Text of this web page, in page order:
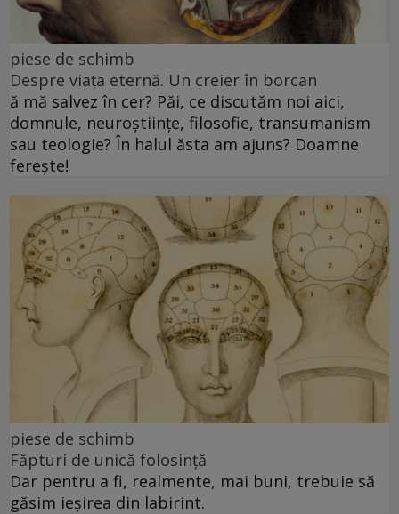
piese de schimb
Despre viața eternă. Un creier în borcan
ă mă salvez în cer? Păi, ce discutăm noi aici,
domnule, neuroștiințe, filosofie, transumanism
sau teologie? În halul ăsta am ajuns? Doamne
ferește!
piese de schimb
Făpturi de unică folosință
Dar pentru a fi, realmente, mai buni, trebuie să
găsim ieșirea din labirint.